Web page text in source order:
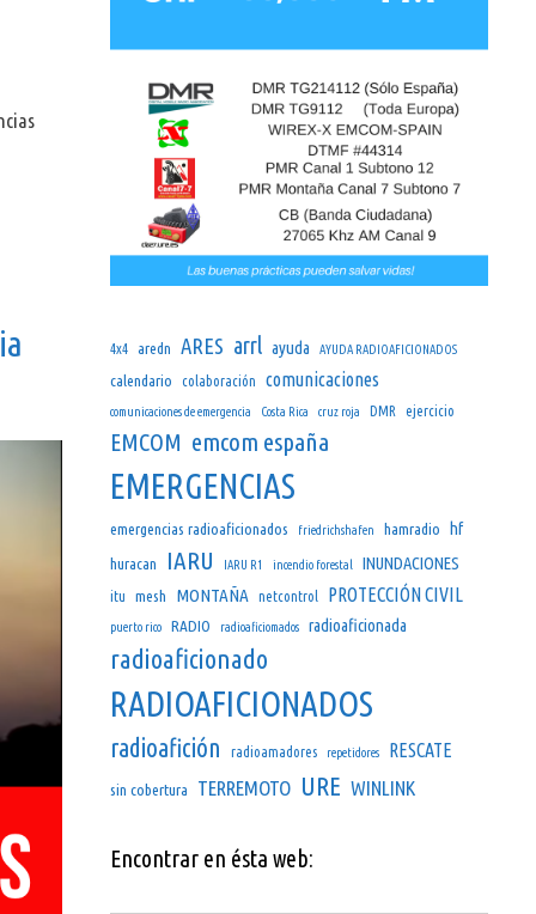
4x4 aredn ARES arrl ayuda AYUDA RADIOAFICIONADOS
calendario colaboración comunicaciones
comunicaciones de emergencia Costa Rica cruz roja DMR ejercicio
EMCOM emcom españa
EMERGENCIAS
emergencias radioaficionados friedrichshafen hamradio hf
huracan IARU IARU R1 incendio forestal INUNDACIONES
itu mesh MONTAÑA netcontrol PROTECCIÓN CIVIL
puerto rico RADIO radioaficiomados radioaficionada
radioaficionado
RADIOAFICIONADOS
radioafición radioamadores repetidores RESCATE
sin cobertura TERREMOTO URE WINLINK
Encontrar en ésta web: